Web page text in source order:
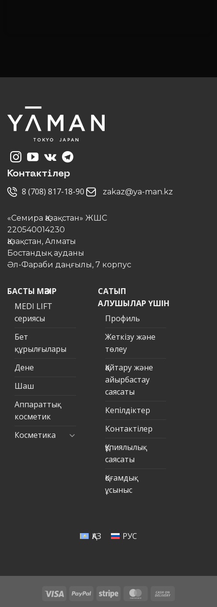
Контактілер
8 (708) 817-18-90 zakaz@ya-man.kz
«Семира Қазақстан» ЖШС
220540014230
Қазақстан, Алматы
Бостандық ауданы
Әл-Фараби даңғылы, 7 корпус
БАСТЫ МӘЗІР
MEDI LIFT
сериясы
Бет
құрылғылары
Дене
Шаш
Аппараттық
косметик
Косметика
САТЫП
АЛУШЫЛАР ҮШІН
Профиль
Жеткізу және
төлеу
Қайтару және
айырбастау
саясаты
Кепілдіктер
Контактілер
Құпиялылық
саясаты
Қоғамдық
ұсыныс
ҚАЗ РУС